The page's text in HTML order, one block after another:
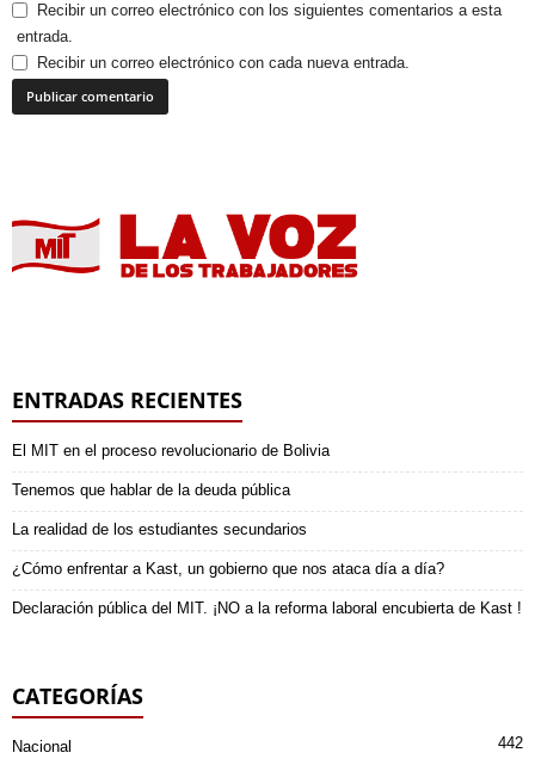
Recibir un correo electrónico con los siguientes comentarios a esta
entrada.
Recibir un correo electrónico con cada nueva entrada.
ENTRADAS RECIENTES
El MIT en el proceso revolucionario de Bolivia
Tenemos que hablar de la deuda pública
La realidad de los estudiantes secundarios
¿Cómo enfrentar a Kast, un gobierno que nos ataca día a día?
Declaración pública del MIT. ¡NO a la reforma laboral encubierta de Kast !
CATEGORÍAS
Nacional 442